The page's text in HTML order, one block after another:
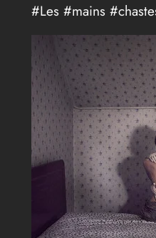
#Les #mains